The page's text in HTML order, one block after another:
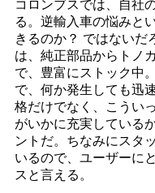
コロンブスでは、自社
る。逆輸入車の悩みと
きるのか？ ではないだ
は、純正部品からトノ
で、豊富にストック中
で、何か発生しても迅
格だけでなく、こうい
がいかに充実している
ントだ。ちなみにスタ
いるので、ユーザーに
スと言える。